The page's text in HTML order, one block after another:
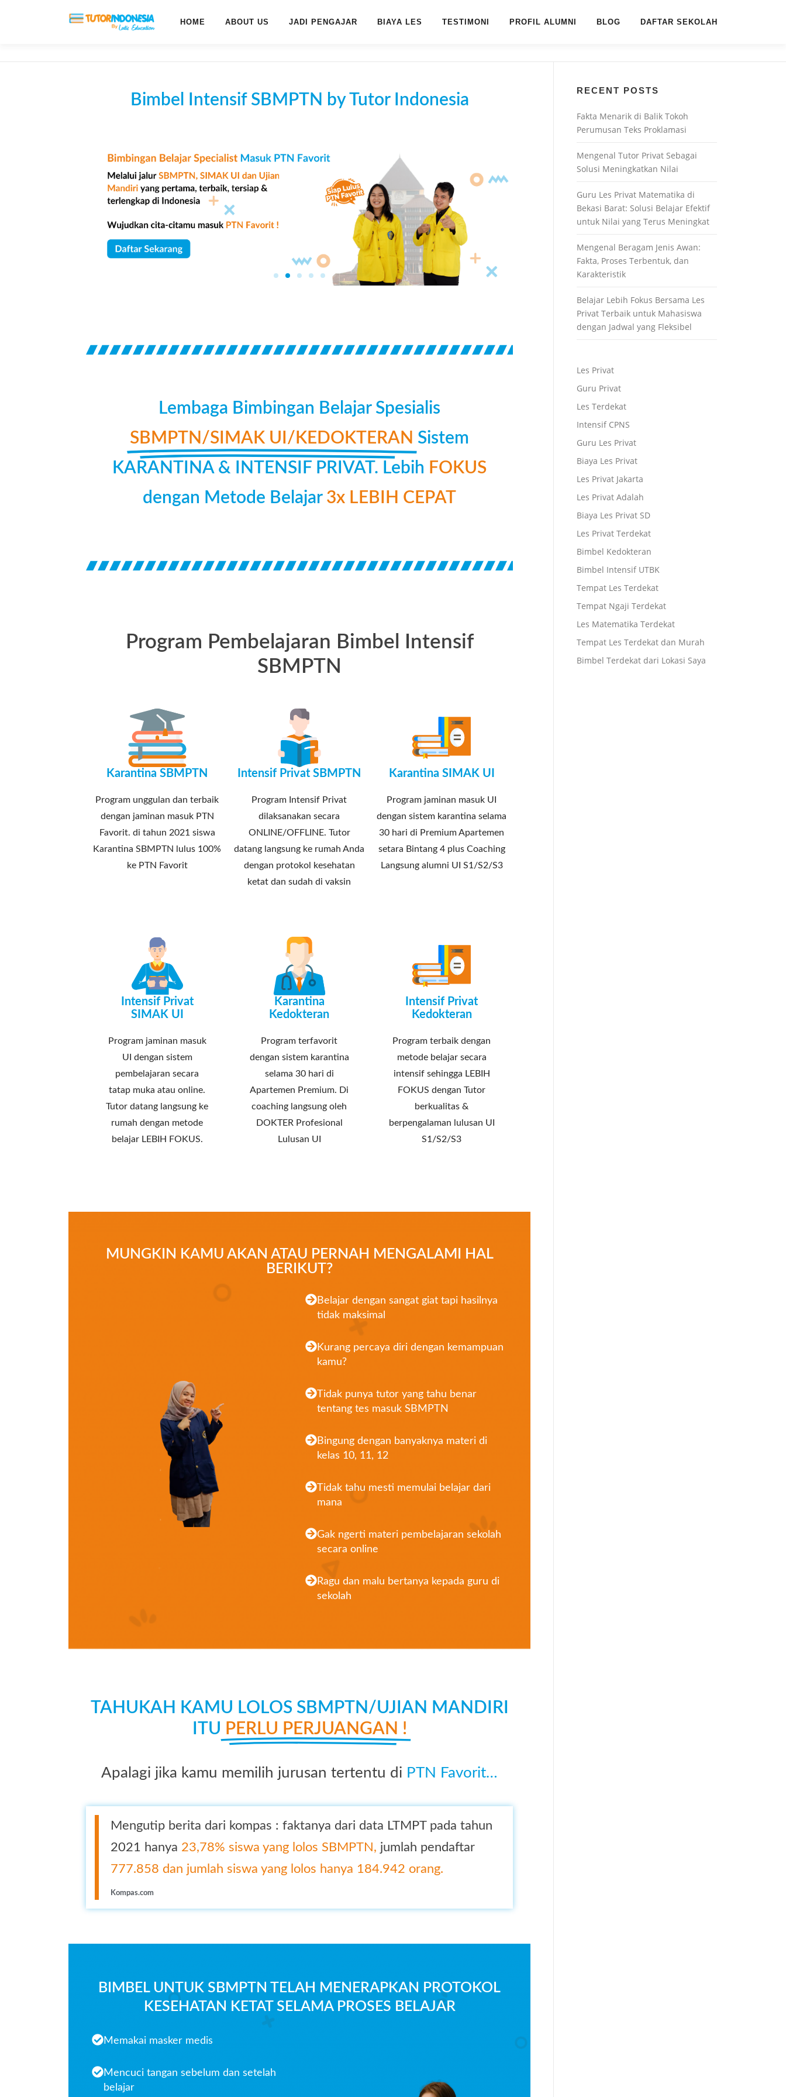
HOME ABOUT US JADI PENGAJAR BIAYA LES TESTIMONI PROFIL ALUMNI BLOG DAFTAR SEKOLAH
Bimbel Intensif SBMPTN by Tutor Indonesia
Lembaga Bimbingan Belajar Spesialis
SBMPTN/SIMAK UI/KEDOKTERAN Sistem
KARANTINA & INTENSIF PRIVAT. Lebih FOKUS
dengan Metode Belajar 3x LEBIH CEPAT
Program Pembelajaran Bimbel Intensif
SBMPTN
Karantina SBMPTN
Program unggulan dan terbaik
dengan jaminan masuk PTN
Favorit. di tahun 2021 siswa
Karantina SBMPTN lulus 100%
ke PTN Favorit
Intensif Privat SBMPTN
Program Intensif Privat
dilaksanakan secara
ONLINE/OFFLINE. Tutor
datang langsung ke rumah Anda
dengan protokol kesehatan
ketat dan sudah di vaksin
Karantina SIMAK UI
Program jaminan masuk UI
dengan sistem karantina selama
30 hari di Premium Apartemen
setara Bintang 4 plus Coaching
Langsung alumni UI S1/S2/S3
Intensif Privat
SIMAK UI
Program jaminan masuk
UI dengan sistem
pembelajaran secara
tatap muka atau online.
Tutor datang langsung ke
rumah dengan metode
belajar LEBIH FOKUS.
Karantina
Kedokteran
Program terfavorit
dengan sistem karantina
selama 30 hari di
Apartemen Premium. Di
coaching langsung oleh
DOKTER Profesional
Lulusan UI
Intensif Privat
Kedokteran
Program terbaik dengan
metode belajar secara
intensif sehingga LEBIH
FOKUS dengan Tutor
berkualitas &
berpengalaman lulusan UI
S1/S2/S3
MUNGKIN KAMU AKAN ATAU PERNAH MENGALAMI HAL
BERIKUT?
Belajar dengan sangat giat tapi hasilnya
tidak maksimal
Kurang percaya diri dengan kemampuan
kamu?
Tidak punya tutor yang tahu benar
tentang tes masuk SBMPTN
Bingung dengan banyaknya materi di
kelas 10, 11, 12
Tidak tahu mesti memulai belajar dari
mana
Gak ngerti materi pembelajaran sekolah
secara online
Ragu dan malu bertanya kepada guru di
sekolah
TAHUKAH KAMU LOLOS SBMPTN/UJIAN MANDIRI
ITU PERLU PERJUANGAN !
Apalagi jika kamu memilih jurusan tertentu di PTN Favorit…
Mengutip berita dari kompas : faktanya dari data LTMPT pada tahun
2021 hanya 23,78% siswa yang lolos SBMPTN, jumlah pendaftar
777.858 dan jumlah siswa yang lolos hanya 184.942 orang.
Kompas.com
BIMBEL UNTUK SBMPTN TELAH MENERAPKAN PROTOKOL
KESEHATAN KETAT SELAMA PROSES BELAJAR
Memakai masker medis
Mencuci tangan sebelum dan setelah
belajar
RECENT POSTS
Fakta Menarik di Balik Tokoh
Perumusan Teks Proklamasi
Mengenal Tutor Privat Sebagai
Solusi Meningkatkan Nilai
Guru Les Privat Matematika di
Bekasi Barat: Solusi Belajar Efektif
untuk Nilai yang Terus Meningkat
Mengenal Beragam Jenis Awan:
Fakta, Proses Terbentuk, dan
Karakteristik
Belajar Lebih Fokus Bersama Les
Privat Terbaik untuk Mahasiswa
dengan Jadwal yang Fleksibel
Les Privat
Guru Privat
Les Terdekat
Intensif CPNS
Guru Les Privat
Biaya Les Privat
Les Privat Jakarta
Les Privat Adalah
Biaya Les Privat SD
Les Privat Terdekat
Bimbel Kedokteran
Bimbel Intensif UTBK
Tempat Les Terdekat
Tempat Ngaji Terdekat
Les Matematika Terdekat
Tempat Les Terdekat dan Murah
Bimbel Terdekat dari Lokasi Saya